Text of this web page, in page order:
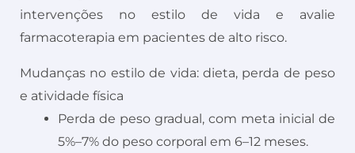
intervenções no estilo de vida e avalie
farmacoterapia em pacientes de alto risco.
Mudanças no estilo de vida: dieta, perda de peso
e atividade física
Perda de peso gradual, com meta inicial de
5%–7% do peso corporal em 6–12 meses.